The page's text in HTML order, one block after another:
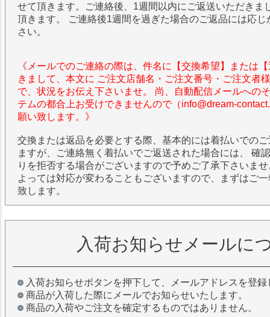
せて頂きます。ご連絡後、1週間以内にご返送いただきま
頂きます。 ご連絡後1週間を過ぎた場合のご返品には応
さい。
《メールでのご連絡の際は、件名に【交換希望】または
きまして、本文に ご注文店舗名・ご注文番号・ご注文者
で、状況をお伝え下さいませ。 尚、自動配信メールへの
テムの都合上お受けできませんので（info@dream-
願い致します。》
交換または返品を必要とする際、基本的には着払いでの
ますが、ご連絡無く着払いでご返送された場合には、 確
りを拒否する場合がございますので予めご了承下さいま
よっては対応が変わることもございますので、まずはご
致します。
入荷お知らせメールに
入荷お知らせボタンを押下して、メールアドレスを登
商品が入荷した際にメールでお知らせいたします。
商品の入荷やご注文を確定するものではありません。